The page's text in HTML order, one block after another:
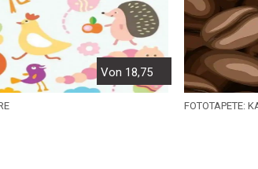
Von 18,75
FOTOTAPETE: